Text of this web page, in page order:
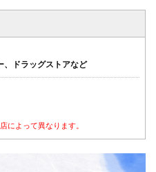
、ドラッグストアなど
によって異なります。